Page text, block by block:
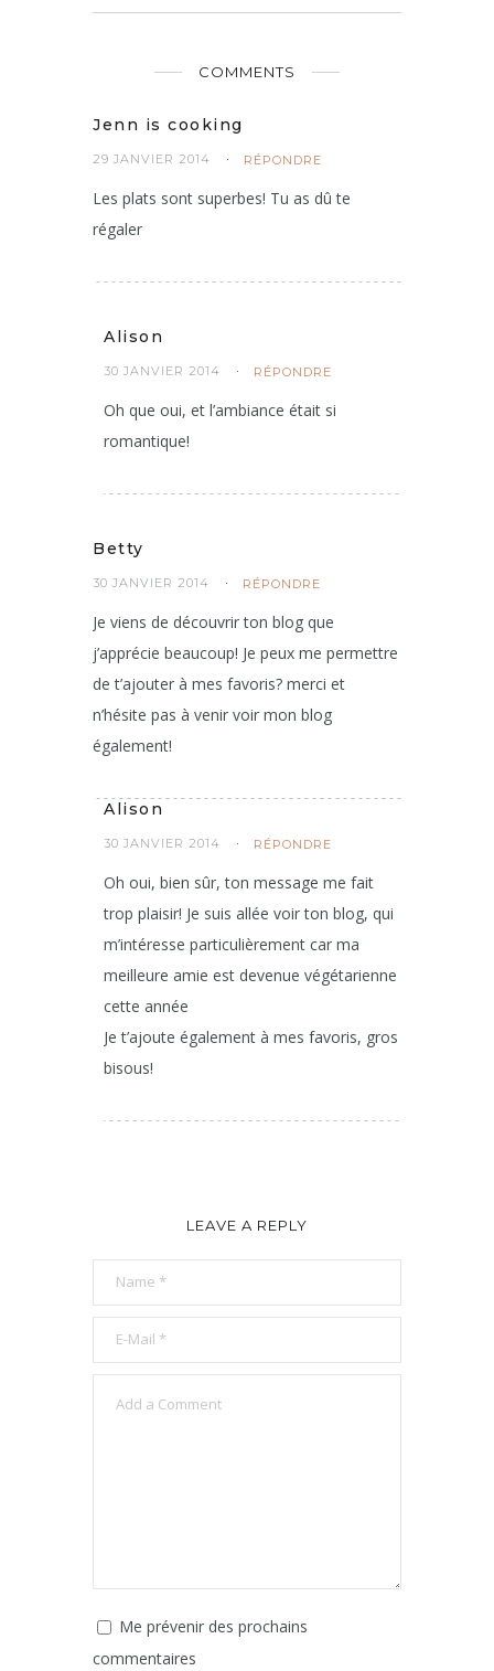
COMMENTS
Jenn is cooking
29 JANVIER 2014 RÉPONDRE
Les plats sont superbes! Tu as dû te
régaler
Alison
30 JANVIER 2014 RÉPONDRE
Oh que oui, et l’ambiance était si
romantique!
Betty
30 JANVIER 2014 RÉPONDRE
Je viens de découvrir ton blog que
j’apprécie beaucoup! Je peux me permettre
de t’ajouter à mes favoris? merci et
n’hésite pas à venir voir mon blog
également!
Alison
30 JANVIER 2014 RÉPONDRE
Oh oui, bien sûr, ton message me fait
trop plaisir! Je suis allée voir ton blog, qui
m’intéresse particulièrement car ma
meilleure amie est devenue végétarienne
cette année
Je t’ajoute également à mes favoris, gros
bisous!
LEAVE A REPLY
Me prévenir des prochains
commentaires